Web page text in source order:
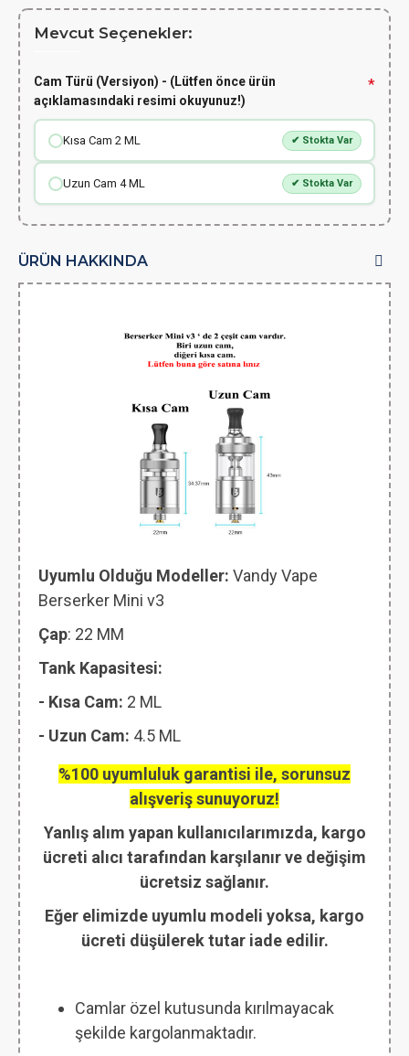
Mevcut Seçenekler:
Cam Türü (Versiyon) - (Lütfen önce ürün
açıklamasındaki resimi okuyunuz!)
Kısa Cam 2 ML ✔ Stokta Var
Uzun Cam 4 ML ✔ Stokta Var
ÜRÜN HAKKINDA
Uyumlu Olduğu Modeller: Vandy Vape
Berserker Mini v3
Çap: 22 MM
Tank Kapasitesi:
- Kısa Cam: 2 ML
- Uzun Cam: 4.5 ML
%100 uyumluluk garantisi ile, sorunsuz
alışveriş sunuyoruz!
Yanlış alım yapan kullanıcılarımızda, kargo
ücreti alıcı tarafından karşılanır ve değişim
ücretsiz sağlanır.
Eğer elimizde uyumlu modeli yoksa, kargo
ücreti düşülerek tutar iade edilir.
Camlar özel kutusunda kırılmayacak
şekilde kargolanmaktadır.